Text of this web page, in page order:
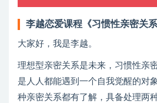
李越恋爱课程《习惯性亲密关
大家好，我是李越。
理想型亲密关系是未来，习惯性亲
是人人都能遇到一个自我觉醒的对
种亲密关系都有了解，具备处理两